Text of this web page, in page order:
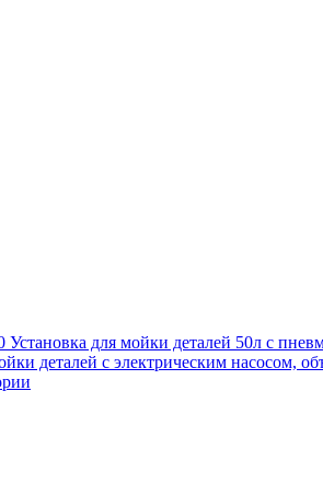
Установка для мойки деталей 50л с
деталей с электрическим насосом,